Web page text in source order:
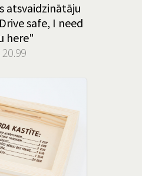
atsvaidzinātāju
safe, I need
here"